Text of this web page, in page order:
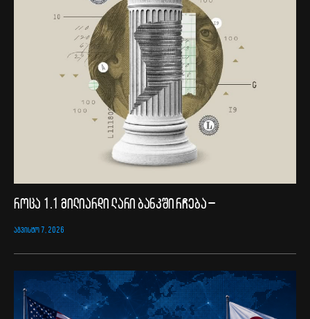
როცა 1.1 მილიარდი ლარი ბანკში რჩება –
ᲐᲒᲕᲘᲡᲢᲝ 7, 2026